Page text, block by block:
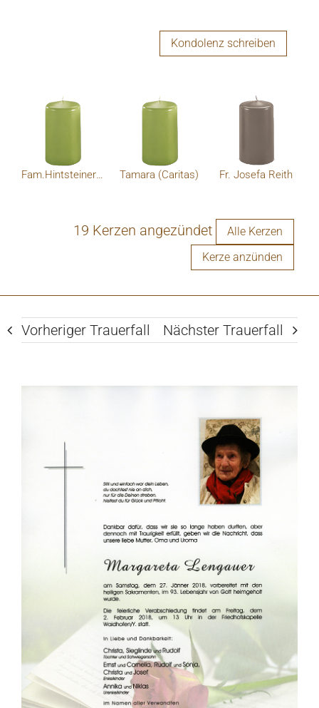
Kondolenz schreiben
Fam.Hintsteiner/Zeitlhofer Tamara (Caritas) Fr. Josefa Reith
19 Kerzen angezündet
Alle Kerzen
Kerze anzünden
Vorheriger Trauerfall Nächster Trauerfall